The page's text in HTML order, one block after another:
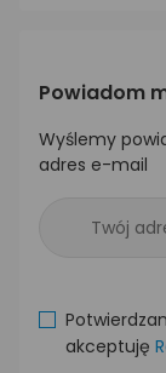
Powiadom
Wyślemy
adres e-mail
akceptuję